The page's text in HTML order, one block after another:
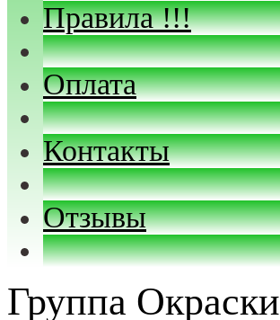
Правила !!!
Оплата
Контакты
Отзывы
Группа Окраски